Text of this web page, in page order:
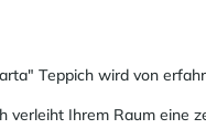
Teppich wird von
verleiht Ihrem Raum eine